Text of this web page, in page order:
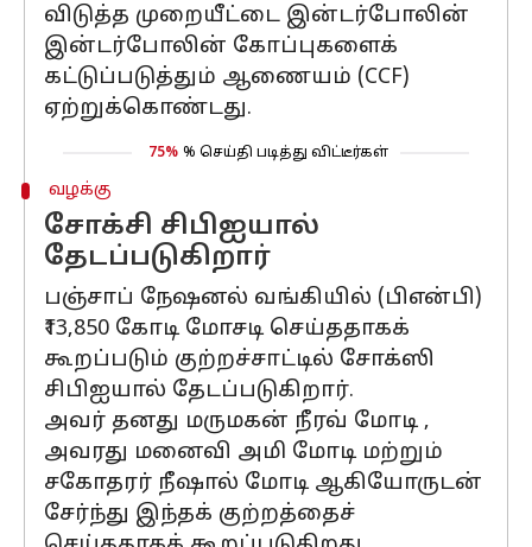
விடுத்த முறையீட்டை இன்டர்போலின்
இன்டர்போலின் கோப்புகளைக்
கட்டுப்படுத்தும் ஆணையம் (CCF)
ஏற்றுக்கொண்டது.
75% % செய்தி படித்து விட்டீர்கள்
வழக்கு
சோக்சி சிபிஐயால்
தேடப்படுகிறார்
பஞ்சாப் நேஷனல் வங்கியில் (பிஎன்பி)
₹13,850 கோடி மோசடி செய்ததாகக்
கூறப்படும் குற்றச்சாட்டில் சோக்ஸி
சிபிஐயால் தேடப்படுகிறார்.
அவர் தனது மருமகன் நீரவ் மோடி ,
அவரது மனைவி அமி மோடி மற்றும்
சகோதரர் நீஷால் மோடி ஆகியோருடன்
சேர்ந்து இந்தக் குற்றத்தைச்